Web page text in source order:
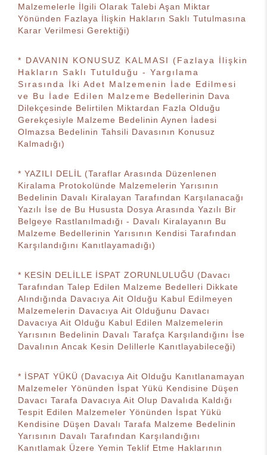
Malzemelerle İlgili Olarak Talebi Aşan Miktar
Yönünden Fazlaya İlişkin Hakların Saklı Tutulmasına
Karar Verilmesi Gerektiği)
* DAVANIN KONUSUZ KALMASI (Fazlaya İlişkin
Hakların Saklı Tutulduğu - Yargılama
Sırasında İki Adet Malzemenin İade Edilmesi
ve Bu İade Edilen Malzeme Bedellerinin Dava
Dilekçesinde Belirtilen Miktardan Fazla Olduğu
Gerekçesiyle Malzeme Bedelinin Aynen İadesi
Olmazsa Bedelinin Tahsili Davasının Konusuz
Kalmadığı)
* YAZILI DELİL (Taraflar Arasında Düzenlenen
Kiralama Protokolünde Malzemelerin Yarısının
Bedelinin Davalı Kiralayan Tarafından Karşılanacağı
Yazılı İse de Bu Hususta Dosya Arasında Yazılı Bir
Belgeye Rastlanılmadığı - Davalı Kiralayanın Bu
Malzeme Bedellerinin Yarısının Kendisi Tarafından
Karşılandığını Kanıtlayamadığı)
* KESİN DELİLLE İSPAT ZORUNLULUĞU (Davacı
Tarafından Talep Edilen Malzeme Bedelleri Dikkate
Alındığında Davacıya Ait Olduğu Kabul Edilmeyen
Malzemelerin Davacıya Ait Olduğunu Davacı
Davacıya Ait Olduğu Kabul Edilen Malzemelerin
Yarısının Bedelinin Davalı Tarafça Karşılandığını İse
Davalının Ancak Kesin Delillerle Kanıtlayabileceği)
* İSPAT YÜKÜ (Davacıya Ait Olduğu Kanıtlanamayan
Malzemeler Yönünden İspat Yükü Kendisine Düşen
Davacı Tarafa Davacıya Ait Olup Davalıda Kaldığı
Tespit Edilen Malzemeler Yönünden İspat Yükü
Kendisine Düşen Davalı Tarafa Malzeme Bedelinin
Yarısının Davalı Tarafından Karşılandığını
Kanıtlamak Üzere Yemin Teklif Etme Haklarının